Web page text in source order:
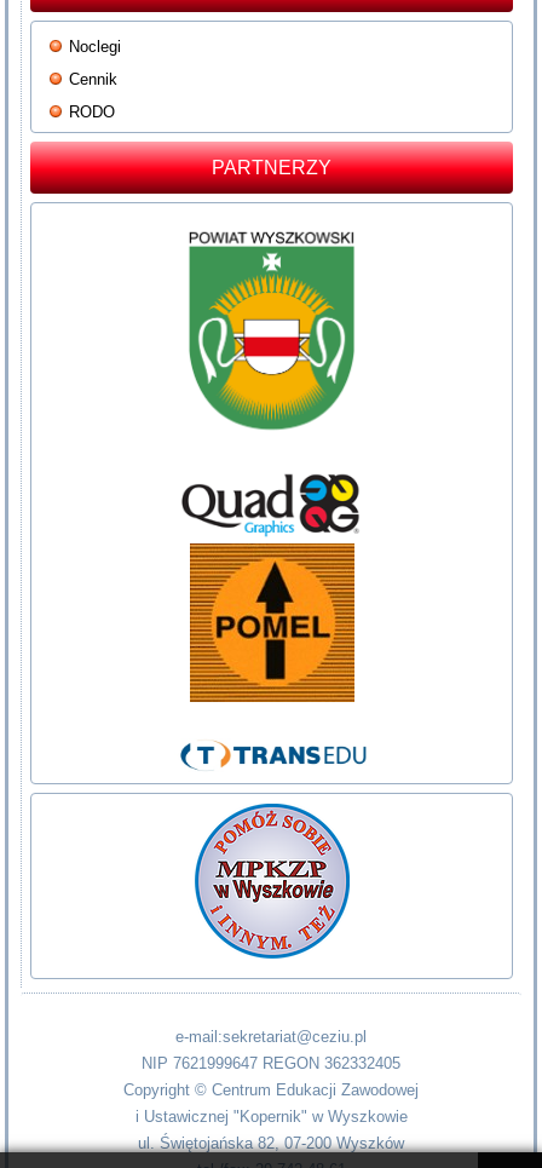
Noclegi
Cennik
RODO
PARTNERZY
e-mail:sekretariat@ceziu.pl
NIP 7621999647 REGON 362332405
Copyright © Centrum Edukacji Zawodowej
i Ustawicznej "Kopernik" w Wyszkowie
ul. Świętojańska 82, 07-200 Wyszków